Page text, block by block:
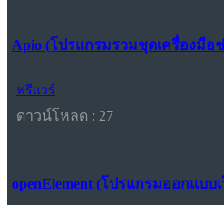
Apio (โปรแกรมรวมชุดเครื่องมือ
ฟรีแวร์
ดาวน์โหลด : 27
openElement (โปรแกรมออกแบบ